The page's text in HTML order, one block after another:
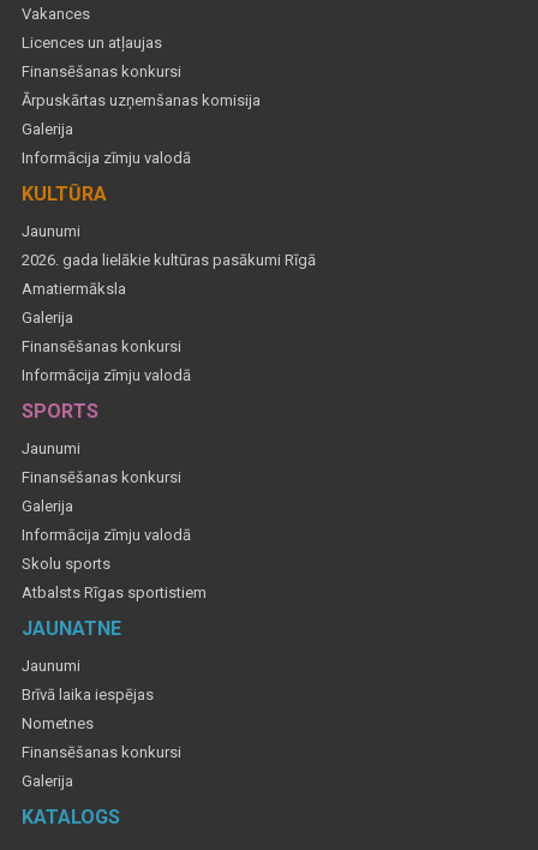
Vakances
Licences un atļaujas
Finansēšanas konkursi
Ārpuskārtas uzņemšanas komisija
Galerija
Informācija zīmju valodā
KULTŪRA
Jaunumi
2026. gada lielākie kultūras pasākumi Rīgā
Amatiermāksla
Galerija
Finansēšanas konkursi
Informācija zīmju valodā
SPORTS
Jaunumi
Finansēšanas konkursi
Galerija
Informācija zīmju valodā
Skolu sports
Atbalsts Rīgas sportistiem
JAUNATNE
Jaunumi
Brīvā laika iespējas
Nometnes
Finansēšanas konkursi
Galerija
KATALOGS